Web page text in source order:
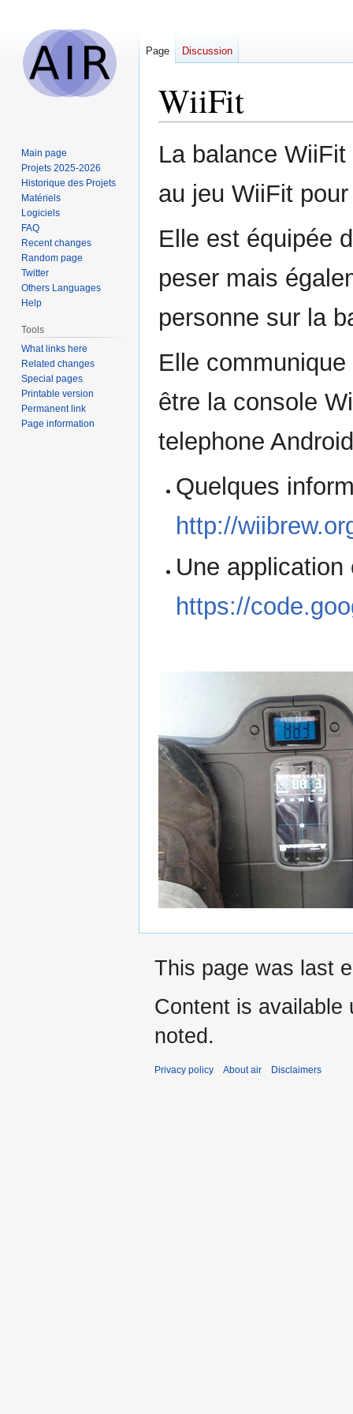
WiiFit
Jump
to
Jump
to
La balance
au jeu WiiFit
Elle est équipée
peser mais
personne sur la
Elle
être la console
telephone
Quelques
http://
Une
https://
Page Discussion
Main page
Projets 2025-2026
Historique des Projets
Matériels
Logiciels
FAQ
Recent changes
Random page
Twitter
Others Languages
Help
Tools
What links here
Related changes
Special pages
Printable version
Permanent link
Page information
This page was last
Content is available
noted.
Privacy policy About air Disclaimers